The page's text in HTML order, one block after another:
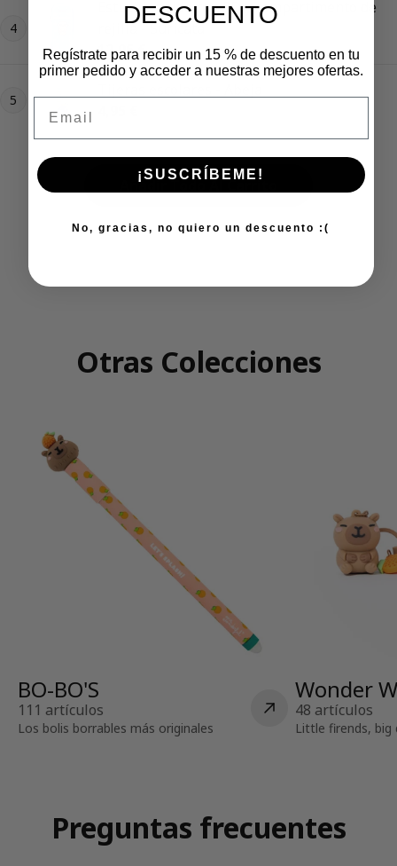
4
Estuche rígido con 3D y compartimento de
rejilla - Suricata
Precio regular
12,95 €
5
Añadir Todo Al Carrito
Otras Colecciones
BO-BO'S
111 artículos
Los bolis borrables más originales
Wonder
48 artículos
Little firends, big
Preguntas frecuentes
DESCUENTO
Regístrate para recibir un 15 % de descuento en tu
primer pedido y acceder a nuestras mejores ofertas.
¡SUSCRÍBEME!
No, gracias, no quiero un descuento :(